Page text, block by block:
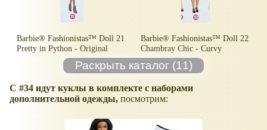
Barbie® Fashionistas™ Doll 21
Pretty in Python - Original
Barbie® Fashionistas™ Doll 22
Chambray Chic - Curvy
C #34 идут куклы в комплекте с наборами
дополнительной одежды, посмотрим: